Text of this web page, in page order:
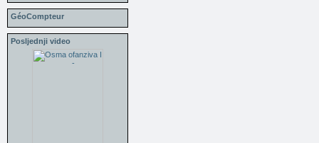
GéoCompteur
Posljednji video